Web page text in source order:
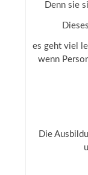
Denn sie
es geht viel
wenn
Die